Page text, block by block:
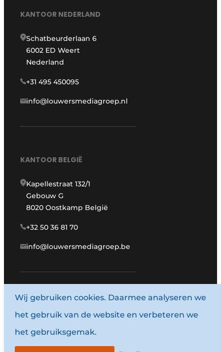
KANTOOR NEDERLAND
Schatbeurderlaan 6
6002 ED Weert
Nederland
+31 495 450095
info@louwersmediagroep.nl
KANTOOR BELGIË
Kapellestraat 132/1
Gebouw G
8020 Oostkamp België
+32 50 36 81 70
info@louwersmediagroep.be
www.louwersmediagroep.com
© 1987 - 2026 Louwersmediagroep.
Algemene voorwaarden
Wij gebruiken cookies. Daarmee analyseren we
het gebruik van de website en verbeteren we
het gebruiksgemak.